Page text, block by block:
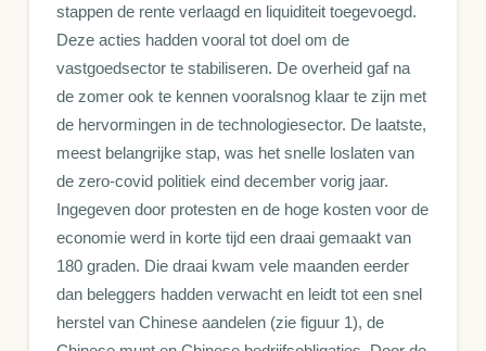
stappen de rente verlaagd en liquiditeit toegevoegd.
Deze acties hadden vooral tot doel om de
vastgoedsector te stabiliseren. De overheid gaf na
de zomer ook te kennen vooralsnog klaar te zijn met
de hervormingen in de technologiesector. De laatste,
meest belangrijke stap, was het snelle loslaten van
de zero-covid politiek eind december vorig jaar.
Ingegeven door protesten en de hoge kosten voor de
economie werd in korte tijd een draai gemaakt van
180 graden. Die draai kwam vele maanden eerder
dan beleggers hadden verwacht en leidt tot een snel
herstel van Chinese aandelen (zie figuur 1), de